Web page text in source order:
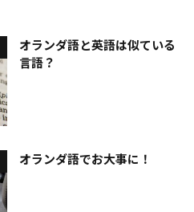
オランダ語と英語は似ている
言語？
オランダ語でお大事に！